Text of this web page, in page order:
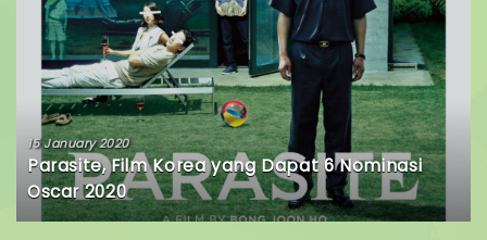
15 January 2020
Parasite, Film Korea yang Dapat 6 Nominasi
Oscar 2020